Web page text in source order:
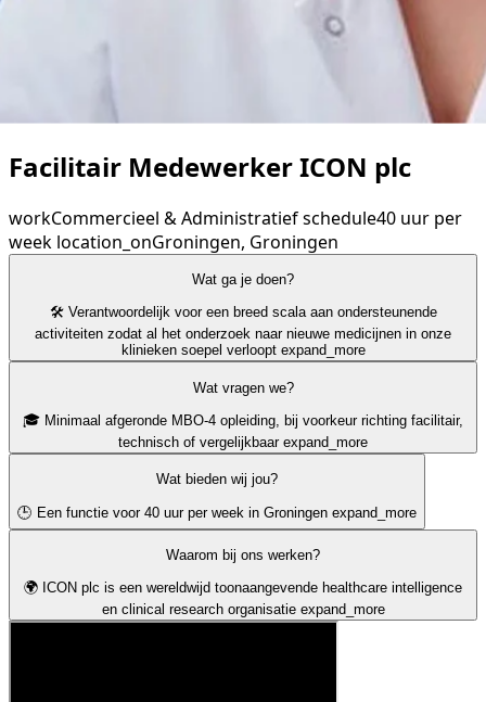
Facilitair Medewerker ICON plc
workCommercieel & Administratiefschedule40 uur per
week location_onGroningen, Groningen
Wat ga je doen?
🛠️ Verantwoordelijk voor een breed scala aan ondersteunende
activiteiten zodat al het onderzoek naar nieuwe medicijnen in onze
klinieken soepel verloopt expand_more
Wat vragen we?
🎓 Minimaal afgeronde MBO-4 opleiding, bij voorkeur richting facilitair,
technisch of vergelijkbaar expand_more
Wat bieden wij jou?
🕒 Een functie voor 40 uur per week in Groningen expand_more
Waarom bij ons werken?
🌍 ICON plc is een wereldwijd toonaangevende healthcare intelligence
en clinical research organisatie expand_more